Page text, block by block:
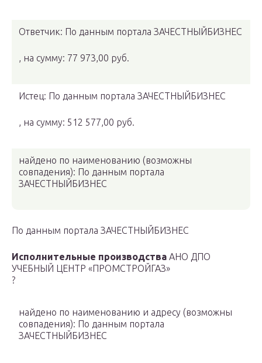
Ответчик: По данным портала ЗАЧЕСТНЫЙБИЗНЕС
, на сумму: 77 973,00 руб.
Истец: По данным портала ЗАЧЕСТНЫЙБИЗНЕС
, на сумму: 512 577,00 руб.
найдено по наименованию (возможны
совпадения): По данным портала
ЗАЧЕСТНЫЙБИЗНЕС
По данным портала ЗАЧЕСТНЫЙБИЗНЕС
Исполнительные производства АНО ДПО
УЧЕБНЫЙ ЦЕНТР «ПРОМСТРОЙГАЗ»
?
найдено по наименованию и адресу (возможны
совпадения): По данным портала
ЗАЧЕСТНЫЙБИЗНЕС